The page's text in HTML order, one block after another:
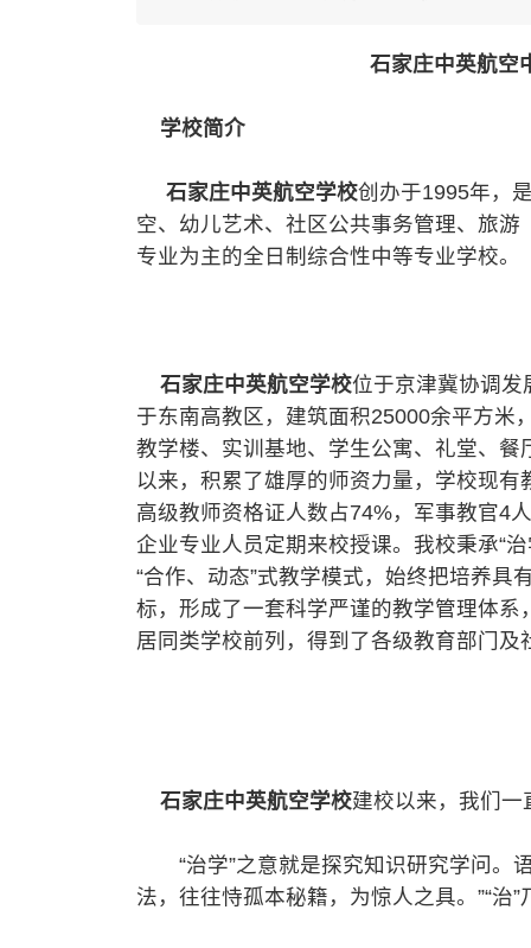
石家庄中英航空
学校简介
石家庄中英航空学校创办于1995年，
空、幼儿艺术、社区公共事务管理、旅
专业为主的全日制综合性中等专业学校。
石家庄中英航空学校位于京津冀协调发
于东南高教区，建筑面积25000余平方米
教学楼、实训基地、学生公寓、礼堂、
以来，积累了雄厚的师资力量，学校现
高级教师资格证人数占74%，军事教官4
企业专业人员定期来校授课。我校秉承“
“合作、动态”式教学模式，始终把培养
标，形成了一套科学严谨的教学管理体
居同类学校前列，得到了各级教育部门及
石家庄中英航空学校建校以来，我们一
“治学”之意就是探究知识研究学问。语
法，往往恃孤本秘籍，为惊人之具。”“治